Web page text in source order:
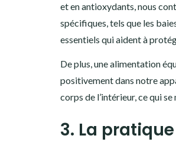
et en antioxydants, nous
spécifiques, tels que les
essentiels qui aident à
De plus, une alimentation
positivement dans notre
corps de l’intérieur, ce qui
3. La